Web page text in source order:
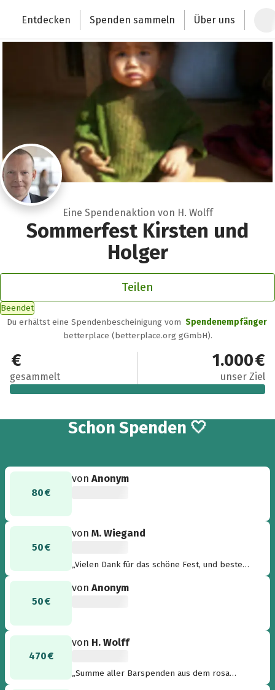
Deutschlands größte Spendenplattform
Entdecken Spenden sammeln Über uns
Eine Spendenaktion von H. Wolff
Sommerfest Kirsten und
Holger
Teilen
Beendet
Du erhältst eine Spendenbescheinigung vom Spendenempfänger
betterplace (betterplace.org gGmbH).
1.369 €
gesammelt
1.000 €
unser Ziel
Schon 15
Spenden 🤍
80 €
vonAnonym
50 €
vonM. Wiegand
„Vielen Dank für das schöne Fest, und beste
Wiegand“
50 €
vonAnonym
470 €
von H. Wolff
„Summe aller Barspenden aus dem rosa